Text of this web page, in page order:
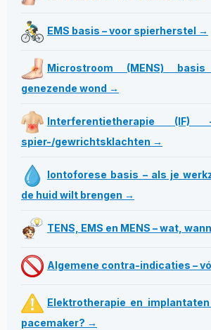
EMS basis – voor spierherstel →
Microstroom (MENS)
genezende wond →
Interferentietherapie
spier-/gewrichtsklachten →
Iontoforese basis – als je
de huid wilt brengen →
TENS, EMS en MENS – wat,
Algemene contra-indicaties –
Elektrotherapie en
pacemaker? →